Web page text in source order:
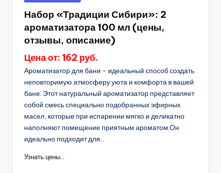
в
Набор «Традиции Сибири»: 2
ароматизатора 100 мл (цены,
отзывы, описание)
Цена от: 162 руб.
Ароматизатор для бани - идеальный способ создать
неповторимую атмосферу уюта и комфорта в вашей
бане. Этот натуральный ароматизатор представляет
собой смесь специально подобранных эфирных
масел, которые при испарении мягко и деликатно
наполняют помещение приятным ароматом.Он
идеально подходит для...
Узнать цены...